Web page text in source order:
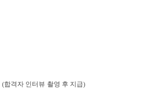
합격자 인터뷰 촬영 후 지급)